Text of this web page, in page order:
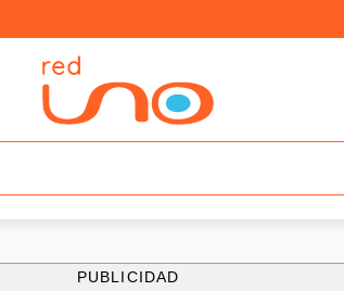
PUBLICIDAD